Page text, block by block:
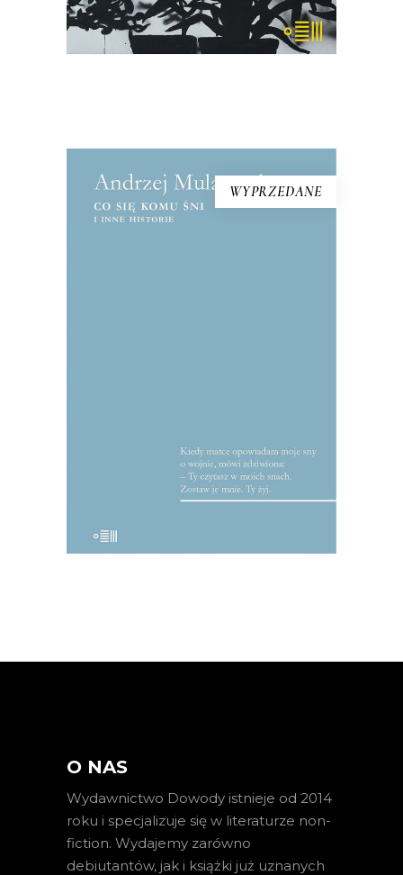
KSIĄŻKA DO KOSZYKA
WYPRZEDANE
O NAS
Wydawnictwo Dowody istnieje od 2014
roku i specjalizuje się w literaturze non-
fiction. Wydajemy zarówno
debiutantów, jak i książki już uznanych